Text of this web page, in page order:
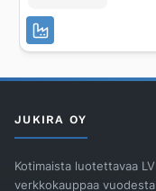
JUKIRA OY
Kotimaista luotettavaa
verkkokauppaa